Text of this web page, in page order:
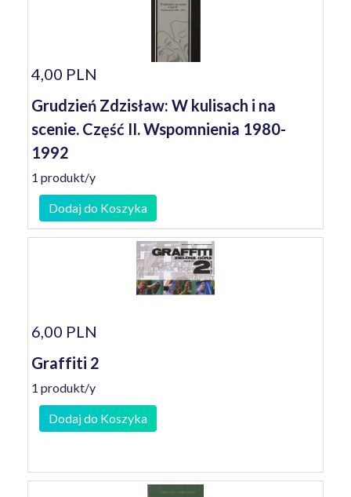
4,00 PLN
Grudzień Zdzisław: W kulisach i na
scenie. Część II. Wspomnienia 1980-
1992
1 produkt/y
Dodaj do Koszyka
6,00 PLN
Graffiti 2
1 produkt/y
Dodaj do Koszyka